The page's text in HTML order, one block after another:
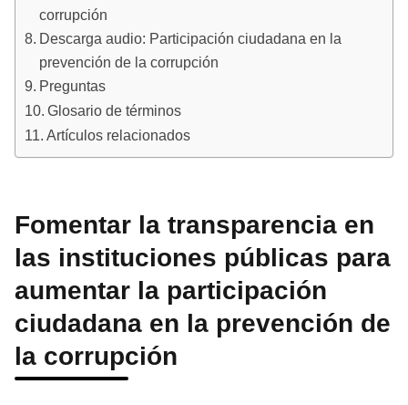
corrupción
Descarga audio: Participación ciudadana en la
prevención de la corrupción
Preguntas
Glosario de términos
Artículos relacionados
Fomentar la transparencia en
las instituciones públicas para
aumentar la participación
ciudadana en la prevención de
la corrupción